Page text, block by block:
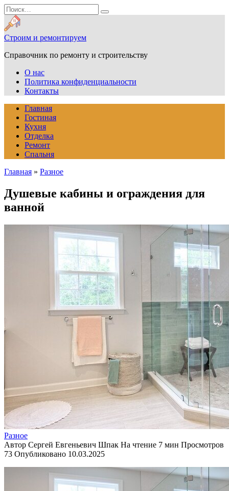
Перейти
к
содержанию
Search
for:
Строим и ремонтируем
Справочник по ремонту и строительству
О нас
Политика конфиденциальности
Контакты
Главная
Гостиная
Кухня
Отделка
Ремонт
Спальня
Главная » Разное
Душевые кабины и ограждения для
ванной
Разное
Автор Сергей Евгеньевич Шпак На чтение 7 мин Просмотров
73 Опубликовано 10.03.2025